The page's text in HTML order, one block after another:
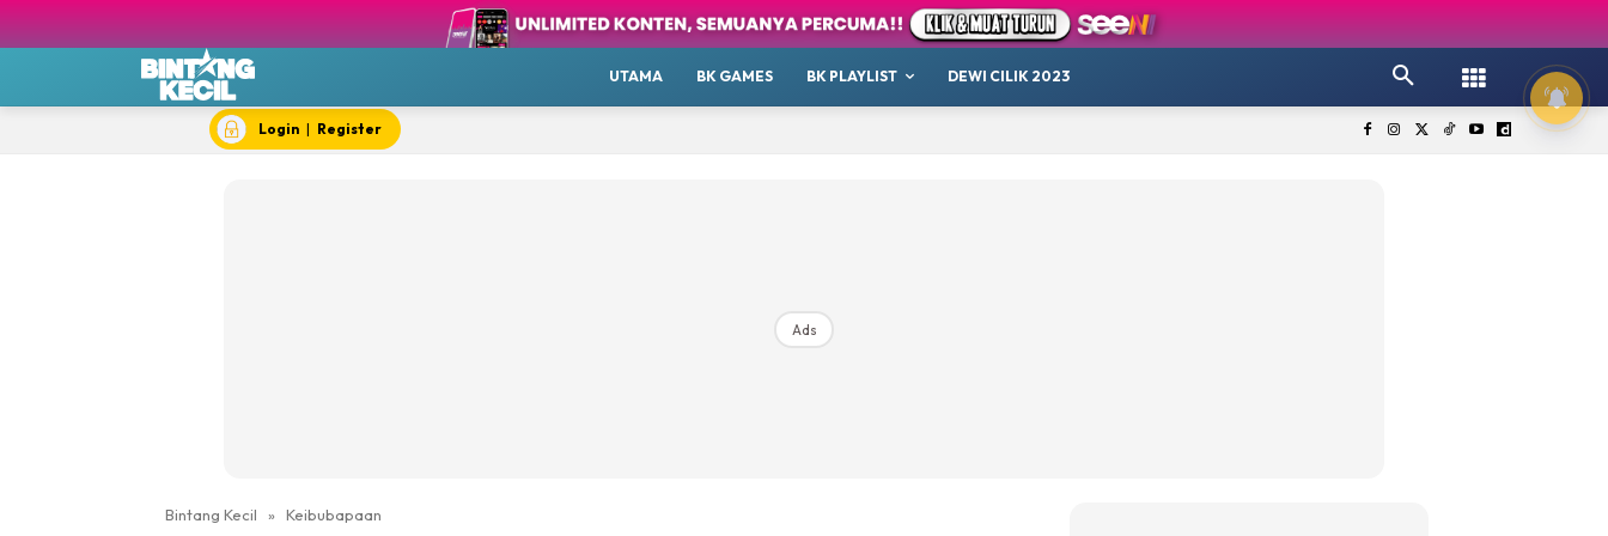
BK Tour
BK Whatsup
UTAMA BK GAMES BK PLAYLIST DEWI CILIK 2023
Login| Register
Ads
Bintang Kecil » Keibubapaan